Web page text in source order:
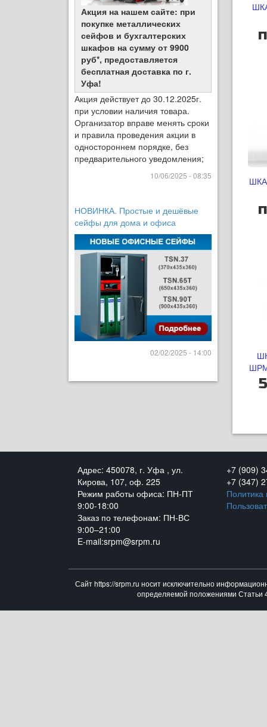
Акция на нашем сайте: при
покупке металлических
сейфов и бухгалтерских
шкафов на сумму от 9900
руб*, предоставляется
бесплатная доставка по г.
Уфа!
Акция действует до 30.12.2025г.
при условии наличия товара.
Организатор вправе менять сроки
и правила проведения акции в
одностороннем порядке, без
предварительного уведомления;
10/06/2025 - 08:35
НОВИНКА. Простые и дешёвые
сейфы для дома и офиса
02/02/2025 - 14:00
Адрес: 450078, г. Уфа , ул.
Кирова, 107, оф. 225
Режим работы офиса: ПН-ПТ
9:00-18:00
Заказ по телефонам: ПН-ВС
9:00–21:00
E-mail:srpm@srpm.ru
+7 (909)
+7 (347)
Сайт https://srpm.ru носит исключительно
определяемой положениями Статьи